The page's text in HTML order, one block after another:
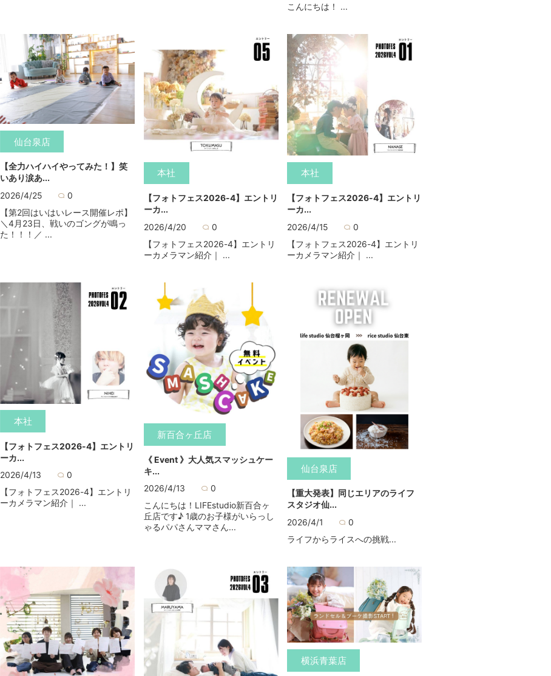
こんにちは！ ...
仙台泉店
【全力ハイハイやってみた！】笑
いあり涙あ...
2026/4/25
0
【第2回はいはいレース開催レポ】
＼4月23日、戦いのゴングが鳴っ
た！！！／ ...
本社
【フォトフェス2026-4】エントリ
ーカ...
2026/4/20
0
【フォトフェス2026-4】エントリ
ーカメラマン紹介｜ ...
本社
【フォトフェス2026-4】エントリ
ーカ...
2026/4/15
0
【フォトフェス2026-4】エントリ
ーカメラマン紹介｜ ...
本社
【フォトフェス2026-4】エントリ
ーカ...
2026/4/13
0
【フォトフェス2026-4】エントリ
ーカメラマン紹介｜ ...
新百合ヶ丘店
《 Event 》大人気スマッシュケー
キ...
2026/4/13
0
こんにちは！LIFEstudio新百合ヶ
丘店です♪ 1歳のお子様がいらっし
ゃるパパさんママさん...
仙台泉店
【重大発表】同じエリアのライフ
スタジオ仙...
2026/4/1
0
ライフからライスへの挑戦...
横浜青葉店